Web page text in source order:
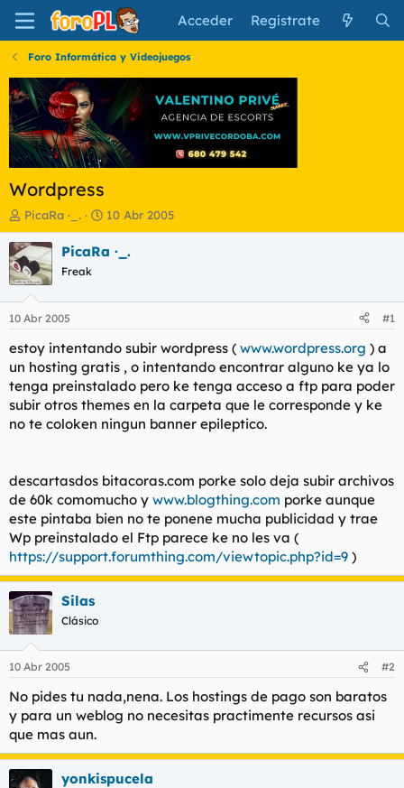
Acceder Regístrate
Foro Informática y Videojuegos
Wordpress
I
n
i
c
i
a
d
o
r
d
e
l
t
e
PicaRa ·_.
F
e
c
i
n
i
c
i
o
10 Abr 2005
PicaRa ·_.
Freak
10 Abr 2005 #1
estoy intentando subir wordpress ( www.wordpress.org ) a
un hosting gratis , o intentando encontrar alguno ke ya lo
tenga preinstalado pero ke tenga acceso a ftp para poder
subir otros themes en la carpeta que le corresponde y ke
no te coloken ningun banner epileptico.
descartasdos bitacoras.com porke solo deja subir archivos
de 60k comomucho y www.blogthing.com porke aunque
este pintaba bien no te ponene mucha publicidad y trae
Wp preinstalado el Ftp parece ke no les va (
https://support.forumthing.com/viewtopic.php?id=9 )
Silas
Clásico
10 Abr 2005 #2
No pides tu nada,nena. Los hostings de pago son baratos
y para un weblog no necesitas practimente recursos asi
que mas aun.
yonkispucela